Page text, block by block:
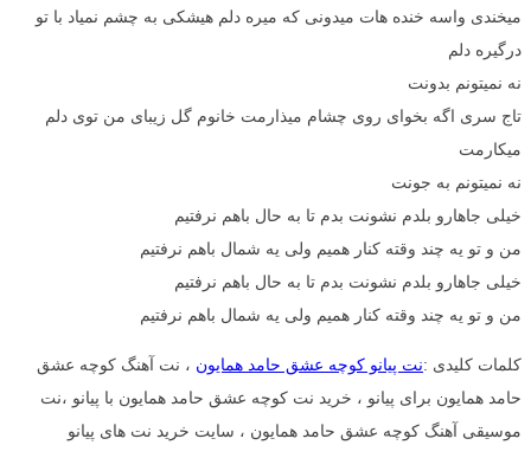
میخندی واسه خنده هات میدونی که میره دلم هیشکی به چشم نمیاد با تو
درگیره دلم
نه نمیتونم بدونت
تاج سری اگه بخوای روی چشام میذارمت خانوم گل زیبای من توی دلم
میکارمت
نه نمیتونم به جونت
خیلی جاهارو بلدم نشونت بدم تا به حال باهم نرفتیم
من و تو یه چند وقته کنار همیم ولی یه شمال باهم نرفتیم
خیلی جاهارو بلدم نشونت بدم تا به حال باهم نرفتیم
من و تو یه چند وقته کنار همیم ولی یه شمال باهم نرفتیم
کلمات کلیدی :نت پیانو کوچه عشق حامد همایون ، نت آهنگ کوچه عشق
حامد همایون برای پیانو ، خرید نت کوچه عشق حامد همایون با پیانو ،نت
موسیقی آهنگ کوچه عشق حامد همایون ، سایت خرید نت های پیانو